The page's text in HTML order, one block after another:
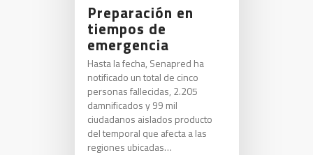
Preparación en
tiempos de
emergencia
Hasta la fecha, Senapred ha
notificado un total de cinco
personas fallecidas, 2.205
damnificados y 99 mil
ciudadanos aislados producto
del temporal que afecta a las
regiones ubicadas…